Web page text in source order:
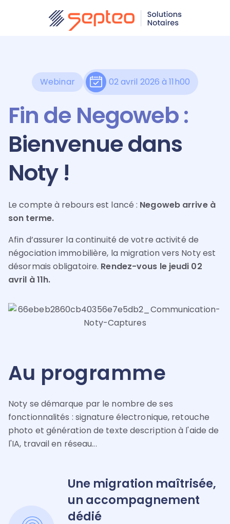
Webinar 02 avril 2026 à 11h00
Fin de Negoweb :
Bienvenue dans
Noty !
Le compte à rebours est lancé : Negoweb arrive à
son terme.
Afin d’assurer la continuité de votre activité de
négociation immobilière, la migration vers Noty est
désormais obligatoire. Rendez-vous le jeudi 02
avril à 11h.
Au programme
Noty se démarque par le nombre de ses
fonctionnalités : signature électronique, retouche
photo et génération de texte description à l'aide de
l'IA, travail en réseau...
Une migration maîtrisée,
un accompagnement
dédié